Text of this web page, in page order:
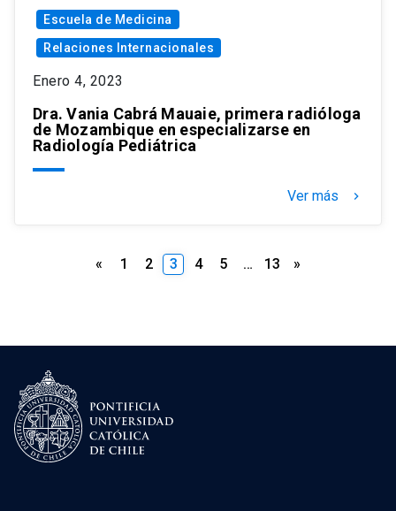
Escuela de Medicina
Relaciones Internacionales
Enero 4, 2023
Dra. Vania Cabrá Mauaie, primera radióloga
de Mozambique en especializarse en
Radiología Pediátrica
Ver más keyboard_arrow_right
Paginación
« 1 2 3 4 5 … 13 »